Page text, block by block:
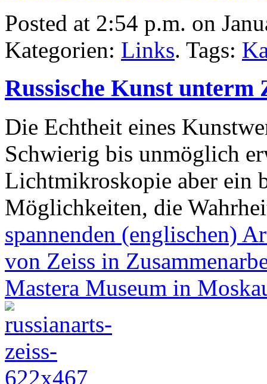
Posted at 2:54 p.m. on
Kategorien: Links. Tags:
Russische Kunst unterm
Die Echtheit eines
Schwierig bis unmöglich
Lichtmikroskopie aber ein
Möglichkeiten, die
spannenden (englischen)
von Zeiss in
Mastera Museum in